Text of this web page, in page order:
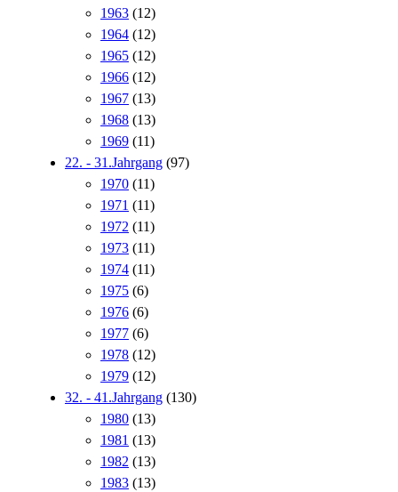
1963 (12)
1964 (12)
1965 (12)
1966 (12)
1967 (13)
1968 (13)
1969 (11)
22. - 31.Jahrgang (97)
1970 (11)
1971 (11)
1972 (11)
1973 (11)
1974 (11)
1975 (6)
1976 (6)
1977 (6)
1978 (12)
1979 (12)
32. - 41.Jahrgang (130)
1980 (13)
1981 (13)
1982 (13)
1983 (13)